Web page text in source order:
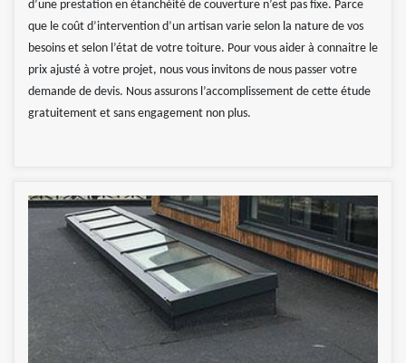
d’une prestation en étanchéité de couverture n’est pas fixe. Parce
que le coût d’intervention d’un artisan varie selon la nature de vos
besoins et selon l’état de votre toiture. Pour vous aider à connaitre le
prix ajusté à votre projet, nous vous invitons de nous passer votre
demande de devis. Nous assurons l’accomplissement de cette étude
gratuitement et sans engagement non plus.